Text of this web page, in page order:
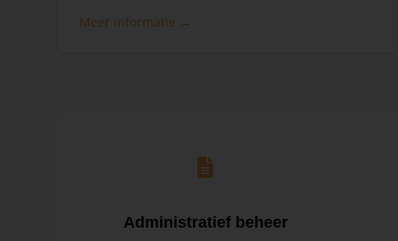
Meer informatie →
Administratief beheer